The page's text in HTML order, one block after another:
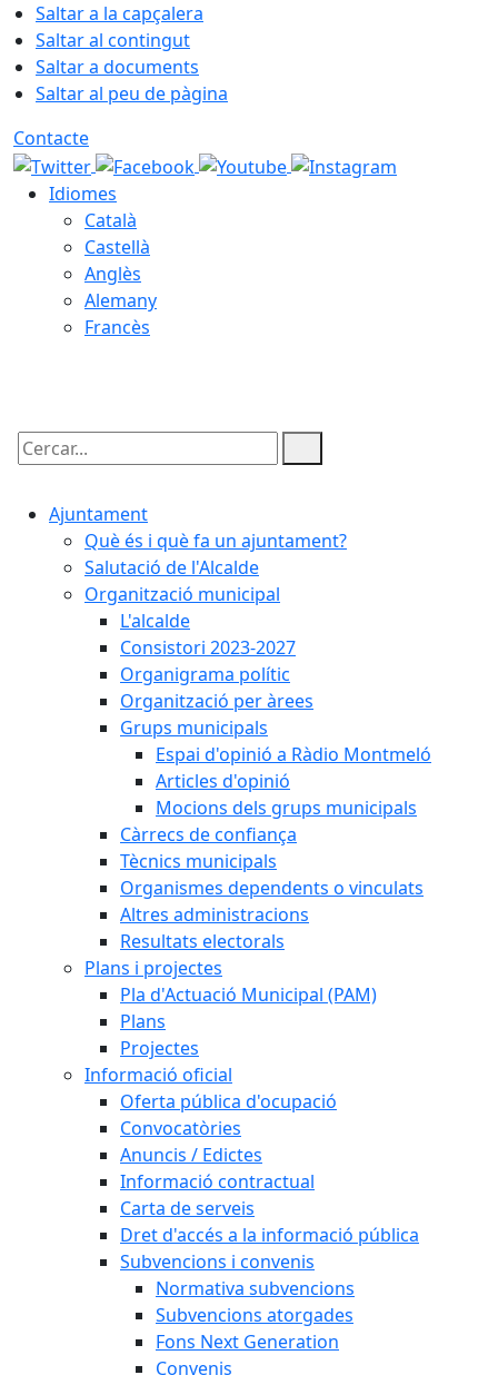
Saltar a la capçalera
Saltar al contingut
Saltar a documents
Saltar al peu de pàgina
Contacte
Idiomes
Català
Castellà
Anglès
Alemany
Francès
Cercar:
Ajuntament
Què és i què fa un ajuntament?
Salutació de l'Alcalde
Organització municipal
L'alcalde
Consistori 2023-2027
Organigrama polític
Organització per àrees
Grups municipals
Espai d'opinió a Ràdio Montmeló
Articles d'opinió
Mocions dels grups municipals
Càrrecs de confiança
Tècnics municipals
Organismes dependents o vinculats
Altres administracions
Resultats electorals
Plans i projectes
Pla d'Actuació Municipal (PAM)
Plans
Projectes
Informació oficial
Oferta pública d'ocupació
Convocatòries
Anuncis / Edictes
Informació contractual
Carta de serveis
Dret d'accés a la informació pública
Subvencions i convenis
Normativa subvencions
Subvencions atorgades
Fons Next Generation
Convenis